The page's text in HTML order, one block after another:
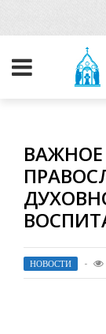
НОВОСТИ